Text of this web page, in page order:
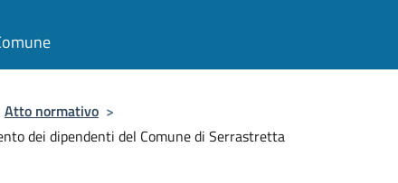
Atto normativo >
dei dipendenti del Comune di Serrastretta